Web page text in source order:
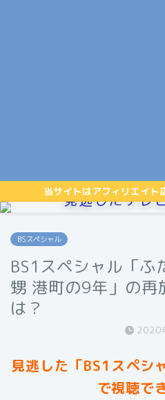
当サイトはアフィリエイト
見逃したテレ
BSスペシャル
BS1スペシャル「ふ
甥 港町の9年」の再
は？
2020
見逃した「BS1スペシ
で視聴で